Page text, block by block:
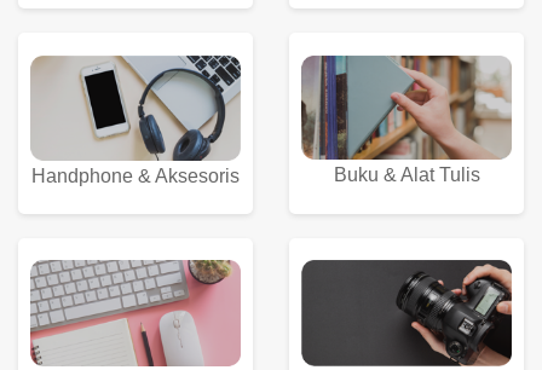
Handphone & Aksesoris Buku & Alat Tulis